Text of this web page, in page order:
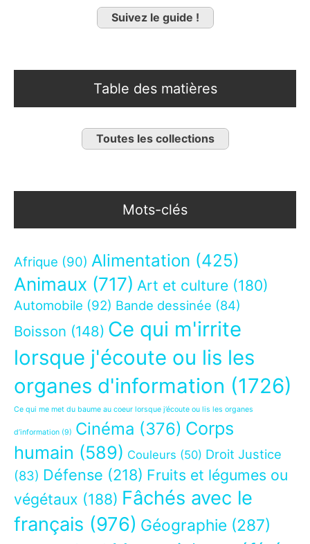
Suivez le guide !
Table des matières
Toutes les collections
Mots-clés
Afrique (90) Alimentation (425)
Animaux (717) Art et culture (180)
Automobile (92) Bande dessinée (84)
Boisson (148) Ce qui m'irrite
lorsque j'écoute ou lis les
organes d'information (1726)
Ce qui me met du baume au coeur lorsque j’écoute ou lis les organes
d’information (9) Cinéma (376) Corps
humain (589) Couleurs (50) Droit Justice
(83) Défense (218) Fruits et légumes ou
végétaux (188) Fâchés avec le
français (976) Géographie (287)